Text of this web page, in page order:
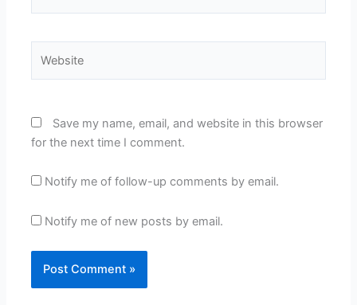
Save my name, email, and website in this browser
for the next time I comment.
Notify me of follow-up comments by email.
Notify me of new posts by email.